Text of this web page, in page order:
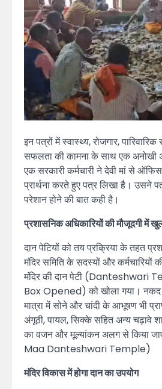
इन पत्रों में स्वास्थ्य, रोजगार,
सफलता की कामना के साथ एक अनोखी
एक सरकारी कर्मचारी ने देवी मां से
प्रार्थना करते हुए पत्र लिखा है। उसने
परेशान होने की बात कही है।
प्रशासनिक अधिकारियों की मौजूदगी में
दान पेटियों को तय प्रक्रिया के तहत
मंदिर समिति के सदस्यों और कर्मचारियों
मंदिर की दान पेटी (Danteshwari
Box Opened) को खोला गया। नकद
मात्रा में सोने और चांदी के आभूषण भी
अंगूठी, पायल, सिक्के सहित अन्य चढ़ावे
का वजन और मूल्यांकन अलग से किया
Maa Danteshwari Temple)
मंदिर विकास में होगा दान का उपयोग